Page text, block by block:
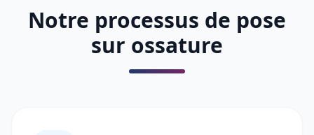
Notre processus de pose
sur ossature